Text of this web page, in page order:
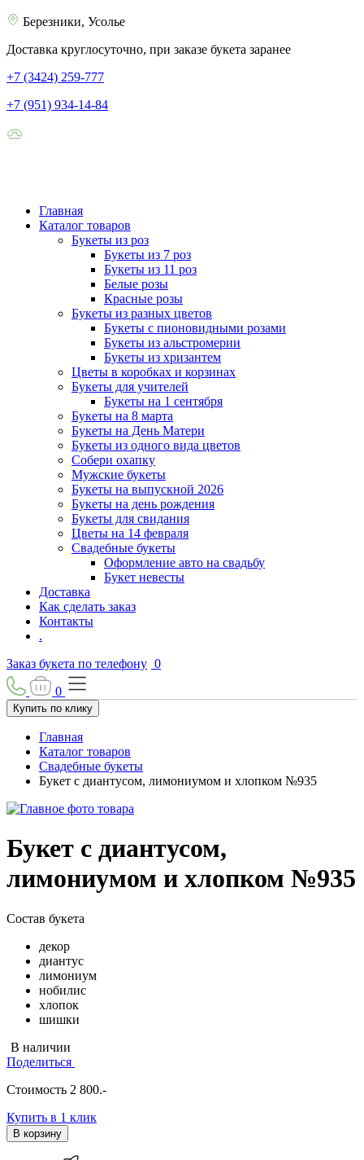
Березники, Усолье
Доставка круглосуточно, при заказе букета заранее
+7 (3424) 259-777
+7 (951) 934-14-84
Главная
Каталог товаров
Букеты из роз
Букеты из 7 роз
Букеты из 11 роз
Белые розы
Красные розы
Букеты из разных цветов
Букеты с пионовидными розами
Букеты из альстромерии
Букеты из хризантем
Цветы в коробках и корзинах
Букеты для учителей
Букеты на 1 сентября
Букеты на 8 марта
Букеты на День Матери
Букеты из одного вида цветов
Собери охапку
Мужские букеты
Букеты на выпускной 2026
Букеты на день рождения
Букеты для свидания
Цветы на 14 февраля
Свадебные букеты
Оформление авто на свадьбу
Букет невесты
Доставка
Как сделать заказ
Контакты
.
Заказ букета по телефону 0
0
Купить по клику
Главная
Каталог товаров
Свадебные букеты
Букет с диантусом, лимониумом и хлопком №935
Букет с диантусом,
лимониумом и хлопком №935
Состав букета
декор
диантус
лимониум
нобилис
хлопок
шишки
В наличии
Поделиться
Стоимость 2 800.-
Купить в 1 клик
В корзину